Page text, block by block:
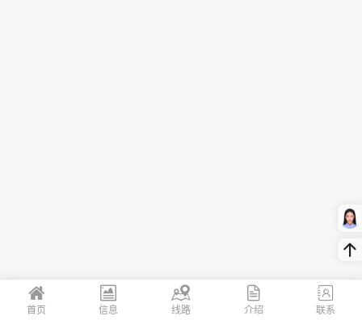
首页 信息 线路 介绍 联系